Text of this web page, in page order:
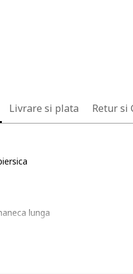
Livrare si plata Retur si
lunga